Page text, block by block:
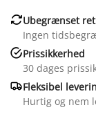
Ubegrænset
Ingen
Prissikkerhed
30 dages
Fleksibel
Hurtig og nem